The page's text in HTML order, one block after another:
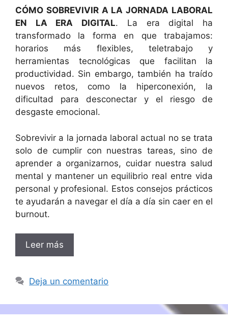
CÓMO SOBREVIVIR A LA JORNADA LABORAL
EN LA ERA DIGITAL. La era digital ha
transformado la forma en que trabajamos:
horarios más flexibles, teletrabajo y
herramientas tecnológicas que facilitan la
productividad. Sin embargo, también ha traído
nuevos retos, como la hiperconexión, la
dificultad para desconectar y el riesgo de
desgaste emocional.
Sobrevivir a la jornada laboral actual no se trata
solo de cumplir con nuestras tareas, sino de
aprender a organizarnos, cuidar nuestra salud
mental y mantener un equilibrio real entre vida
personal y profesional. Estos consejos prácticos
te ayudarán a navegar el día a día sin caer en el
burnout.
Leer más
Deja un comentario